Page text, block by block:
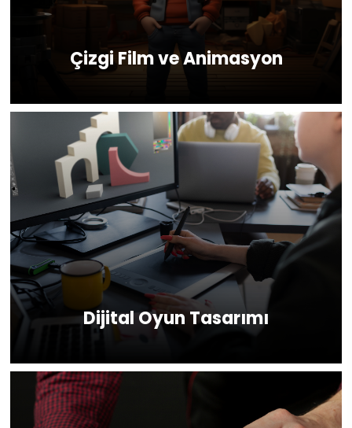
Çizgi Film ve Animasyon
Dijital Oyun Tasarımı